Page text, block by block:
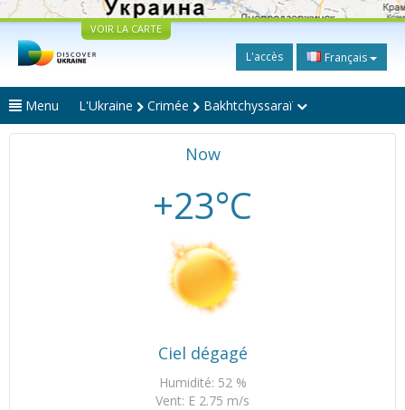
VOIR LA CARTE
L'accès Français
Menu L'Ukraine Crimée Bakhtchyssaraï
Now
+23°C
Ciel dégagé
Humidité: 52 %
Vent: E 2.75 m/s